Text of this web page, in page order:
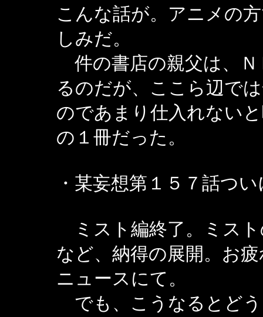
こんな話が。アニメの
しみだ。
件の書店の親父は、Ｎ
るのだが、ここら辺で
のであまり仕入れない
の１冊だった。
・某妄想第１５７話つ
ミスト編終了。ミスト
など、納得の展開。お
ニュースにて。
でも、こうなるとど